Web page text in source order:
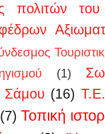
πολιτών του
(1)
Σάμου (16)
(7) Τοπική